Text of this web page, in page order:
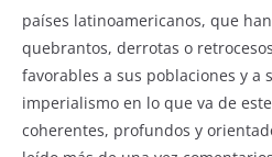
países latinoamericanos, que
quebrantos, derrotas o
favorables a sus poblaciones y a
imperialismo en lo que va de
coherentes, profundos y